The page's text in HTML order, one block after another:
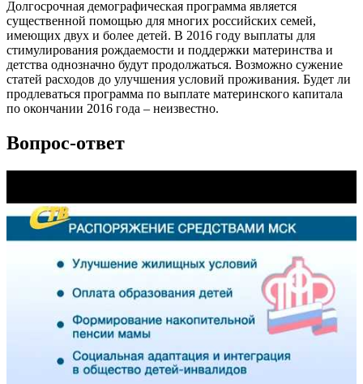
Долгосрочная демографическая программа является
существенной помощью для многих российских семей,
имеющих двух и более детей. В 2016 году выплаты для
стимулирования рождаемости и поддержки материнства и
детства однозначно будут продолжаться. Возможно сужение
статей расходов до улучшения условий проживания. Будет ли
продлеваться программа по выплате материнского капитала
по окончании 2016 года – неизвестно.
Вопрос-ответ